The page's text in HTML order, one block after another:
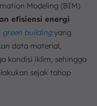
Modeling (BIM)
efisiensi energi
green buildingyang
data material,
kondisi iklim, sehingga
sejak tahap